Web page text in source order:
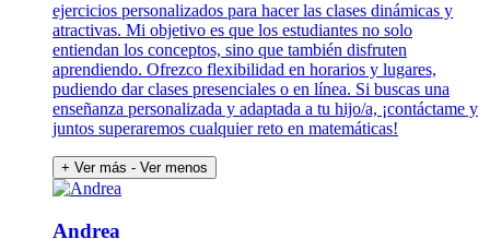
ejercicios personalizados para hacer las clases dinámicas y
atractivas. Mi objetivo es que los estudiantes no solo
entiendan los conceptos, sino que también disfruten
aprendiendo. Ofrezco flexibilidad en horarios y lugares,
pudiendo dar clases presenciales o en línea. Si buscas una
enseñanza personalizada y adaptada a tu hijo/a, ¡contáctame y
juntos superaremos cualquier reto en matemáticas!
+ Ver más - Ver menos
Andrea